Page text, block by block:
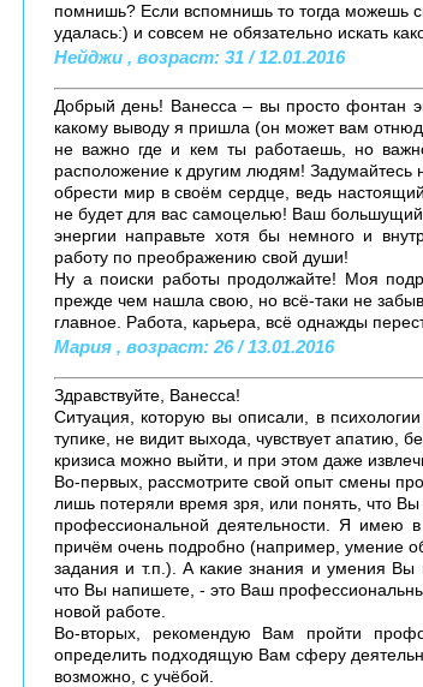
помнишь? Если вспомнишь то тогда можешь
удалась:) и совсем не обязательно искать
Нейджи , возраст: 31 / 12.01.2016
Добрый день! Ванесса – вы просто фонтан
какому выводу я пришла (он может вам
не важно где и кем ты работаешь, но
расположение к другим людям! Задумайтесь
обрести мир в своём сердце, ведь
не будет для вас самоцелью! Ваш
энергии направьте хотя бы немного и
работу по преображению свой души!
Ну а поиски работы продолжайте! Моя
прежде чем нашла свою, но всё-таки не
главное. Работа, карьера, всё однажды
Мария , возраст: 26 / 13.01.2016
Здравствуйте, Ванесса!
Ситуация, которую вы описали, в
тупике, не видит выхода, чувствует апатию,
кризиса можно выйти, и при этом даже
Во-первых, рассмотрите свой опыт смены
лишь потеряли время зря, или понять, что
профессиональной деятельности. Я имею
причём очень подробно (например, умение
задания и т.п.). А какие знания и умения
что Вы напишете, - это Ваш
новой работе.
Во-вторых, рекомендую Вам пройти
определить подходящую Вам сферу
возможно, с учёбой.